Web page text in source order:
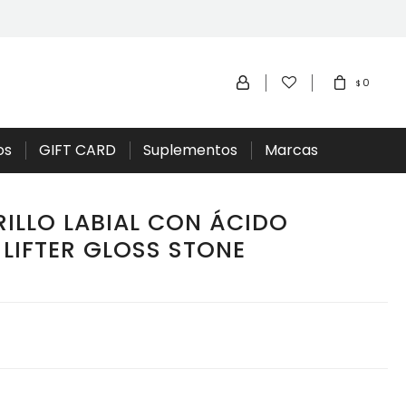
GIFT CARD Suplementos Marcas
$ 0
LABIAL CON ÁCIDO
GLOSS STONE